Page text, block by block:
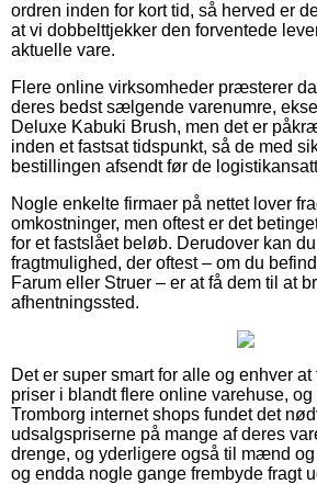
ordren inden for kort tid, så herved er
at vi dobbelttjekker den forventede
aktuelle vare.
Flere online virksomheder præsterer
deres bedst sælgende varenumre,
Deluxe Kabuki Brush, men det er
inden et fastsat tidspunkt, så de med
bestillingen afsendt før de
Nogle enkelte firmaer på nettet lover
omkostninger, men oftest er det
for et fastslået beløb. Derudover kan
fragtmulighed, der oftest – om du
Farum eller Struer – er at få dem til at
afhentningssted.
Det er super smart for alle og enhver
priser i blandt flere online varehuse,
Tromborg internet shops fundet det
udsalgspriserne på mange af deres
drenge, og yderligere også til mænd
og endda nogle gange frembyde fragt